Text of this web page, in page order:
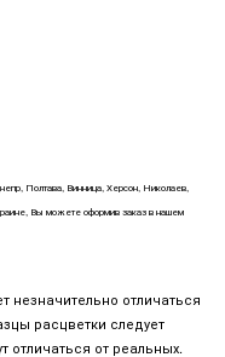
Полтава, Винница, Херсон, Николаев,
Вы можете оформив заказ в нашем
незначительно отличаться
расцветки следует
отличаться от реальных.